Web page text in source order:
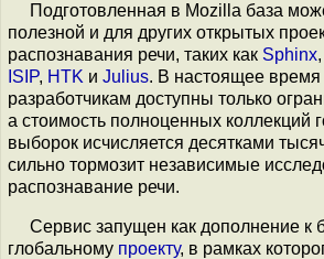
Подготовленная в Mozilla база
полезной и для других открытых
распознавания речи, таких как Sphinx,
ISIP, HTK и Julius. В настоящее время
разработчикам доступны только
а стоимость полноценных коллекций
выборок исчисляется десятками
сильно тормозит независимые
распознавание речи.
Сервис запущен как дополнение к
глобальному проекту, в рамках